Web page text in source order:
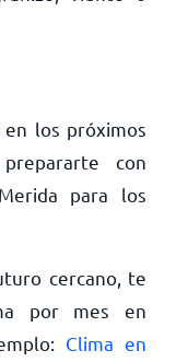
los próximos
con
para los
cercano, te
por mes en
Clima en